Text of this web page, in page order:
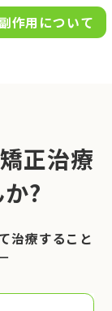
作用について
正治療
?
治療すること